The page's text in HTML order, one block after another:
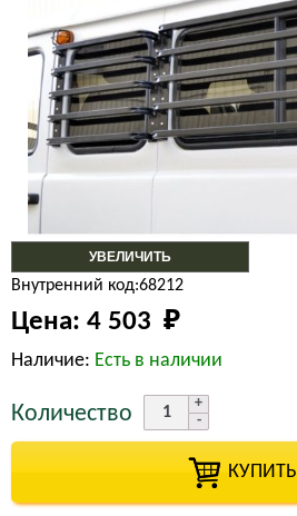
УВЕЛИЧИТЬ
Внутренний код:68212
Цена: 4 503 ₽
Наличие: Есть в наличии
Количество
КУПИТЬ